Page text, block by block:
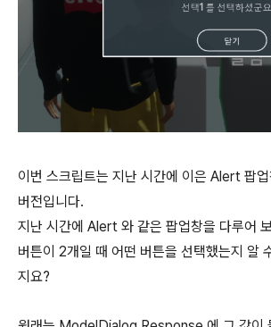
이번 스크립트는 지난 시간에 이은 Alert 팝
버전입니다.
지난 시간에 Alert 와 같은 팝업창을 다루어
버튼이 2개일 때 어떤 버튼을 선택했는지 알
지요?